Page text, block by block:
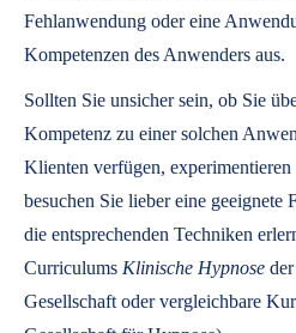
Fehlanwendung oder eine
Kompetenzen des Anwenders aus.
Sollten Sie unsicher sein, ob Sie
Kompetenz zu einer solchen
Klienten verfügen, experimentieren
besuchen Sie lieber eine geeignete
die entsprechenden Techniken
Curriculums Klinische Hypnose
Gesellschaft oder vergleichbare